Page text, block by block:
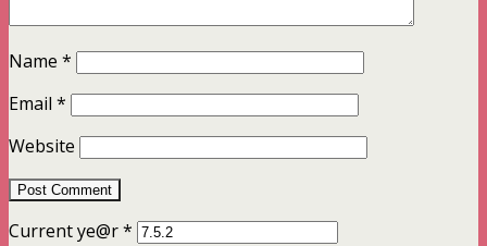
Name *
Email *
Website
Current ye@r*